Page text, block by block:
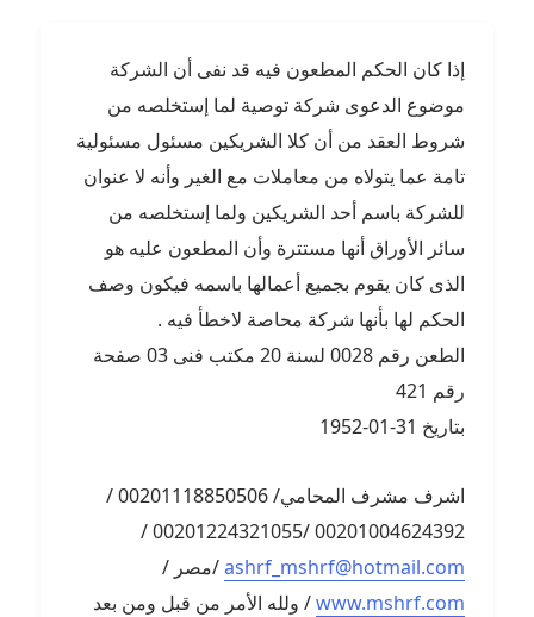
إذا كان الحكم المطعون فيه قد نفى أن الشركة
موضوع الدعوى شركة توصية لما إستخلصه من
شروط العقد من أن كلا الشريكين مسئول مسئولية
تامة عما يتولاه من معاملات مع الغير وأنه لا عنوان
للشركة باسم أحد الشريكين ولما إستخلصه من
سائر الأوراق أنها مستترة وأن المطعون عليه هو
الذى كان يقوم بجميع أعمالها باسمه فيكون وصف
الحكم لها بأنها شركة محاصة لاخطأ فيه .
الطعن رقم 0028 لسنة 20 مكتب فنى 03 صفحة
رقم 421
بتاريخ 31-01-1952
اشرف مشرف المحامي/ 00201118850506 /
00201004624392 /00201224321055 /
ashrf_mshrf@hotmail.com/مصر /
www.mshrf.com/ ولله الأمر من قبل ومن بعد